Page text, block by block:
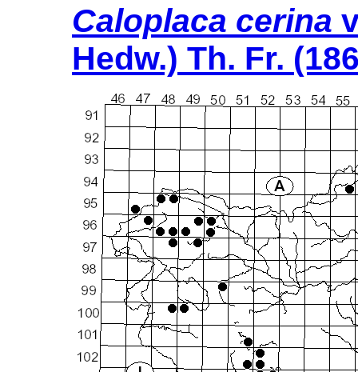
Caloplaca cerina
Hedw.) Th. Fr.